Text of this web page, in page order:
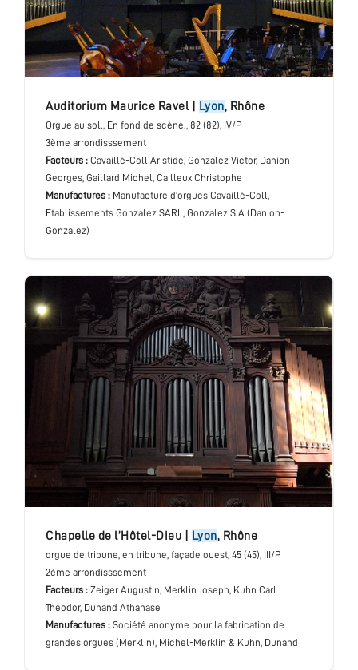
Auditorium Maurice Ravel| Lyon, Rhône
Orgue au sol., En fond de scène., 82 (82), IV/P
3ème arrondisssement
Facteurs : Cavaillé-Coll Aristide, Gonzalez Victor, Danion
Georges, Gaillard Michel, Cailleux Christophe
Manufactures : Manufacture d’orgues Cavaillé-Coll,
Etablissements Gonzalez SARL, Gonzalez S.A (Danion-
Gonzalez)
chapelle de l’Hôtel-Dieu Lyon, Rhône
orgue de tribune, en tribune, façade ouest, 45 (45), III/P
2ème arrondisssement
Facteurs : Zeiger Augustin, Merklin Joseph, Kuhn Carl
Theodor, Dunand Athanase
Manufactures : Société anonyme pour la fabrication de
grandes orgues (Merklin), Michel-Merklin & Kuhn, Dunand